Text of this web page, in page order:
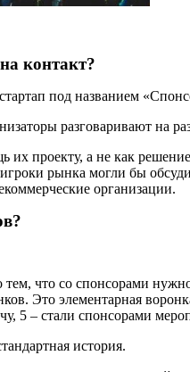
контакт?
под названием
разговаривают на
проекту, а не как
рынка могли бы
организации.
что со спонсорами
Это элементарная
5 – стали спонсорами
история.